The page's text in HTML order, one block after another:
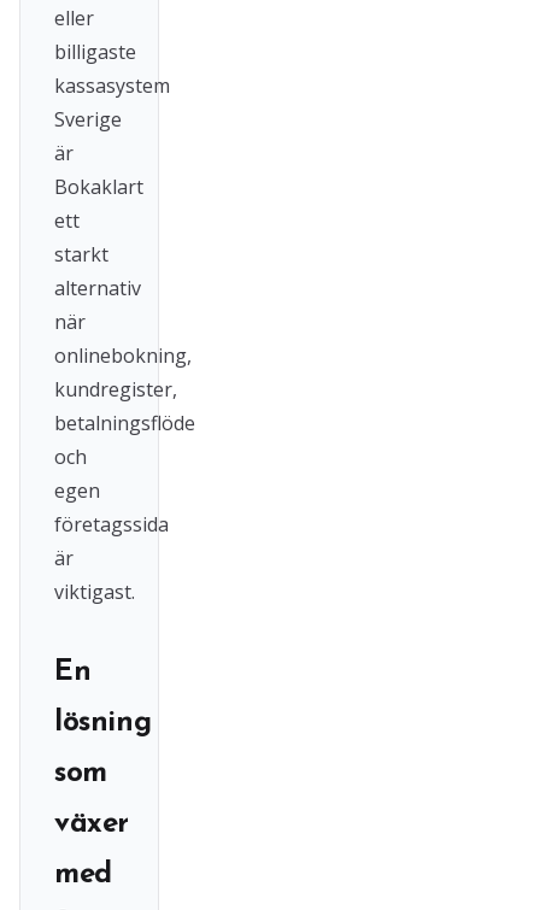
eller
billigaste
kassasystem
Sverige
är
Bokaklart
ett
starkt
alternativ
när
onlinebokning,
kundregister,
betalningsflöde
och
egen
företagssida
är
viktigast.
En
lösning
som
växer
med